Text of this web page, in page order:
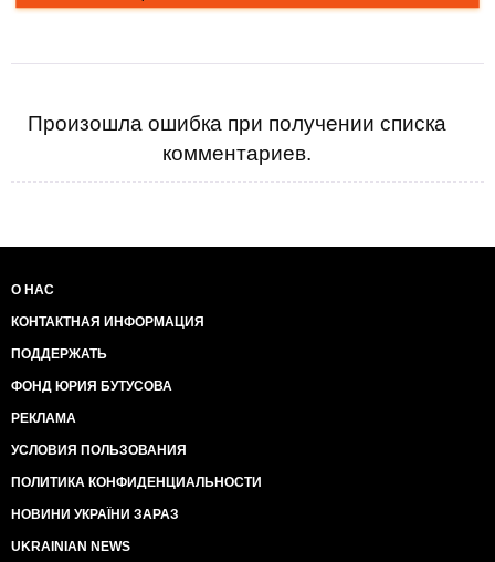
Произошла ошибка при получении списка
комментариев.
О НАС
КОНТАКТНАЯ ИНФОРМАЦИЯ
ПОДДЕРЖАТЬ
ФОНД ЮРИЯ БУТУСОВА
РЕКЛАМА
УСЛОВИЯ ПОЛЬЗОВАНИЯ
ПОЛИТИКА КОНФИДЕНЦИАЛЬНОСТИ
НОВИНИ УКРАЇНИ ЗАРАЗ
UKRAINIAN NEWS